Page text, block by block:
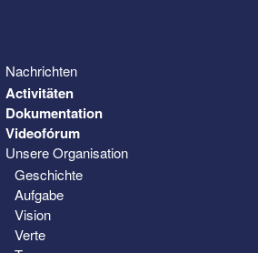
Nachrichten
Activitäten
Dokumentation
Videofórum
Unsere Organisation
Geschichte
Aufgabe
Vision
Verte